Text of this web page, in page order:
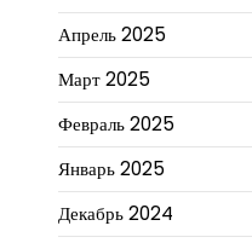
Апрель 2025
Март 2025
Февраль 2025
Январь 2025
Декабрь 2024